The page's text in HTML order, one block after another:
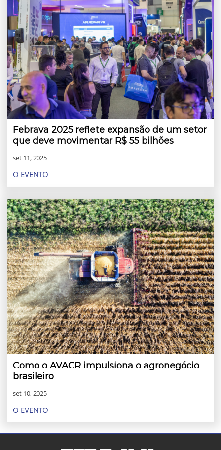
Febrava 2025 reflete expansão de um setor
que deve movimentar R$ 55 bilhões
set 11, 2025
O EVENTO
Como o AVACR impulsiona o agronegócio
brasileiro
set 10, 2025
O EVENTO